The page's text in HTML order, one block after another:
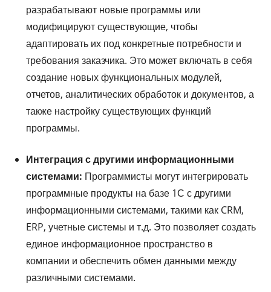
разрабатывают новые программы или
модифицируют существующие, чтобы
адаптировать их под конкретные потребности и
требования заказчика. Это может включать в себя
создание новых функциональных модулей,
отчетов, аналитических обработок и документов, а
также настройку существующих функций
программы.
Интеграция с другими информационными
системами: Программисты могут интегрировать
программные продукты на базе 1С с другими
информационными системами, такими как CRM,
ERP, учетные системы и т.д. Это позволяет создать
единое информационное пространство в
компании и обеспечить обмен данными между
различными системами.